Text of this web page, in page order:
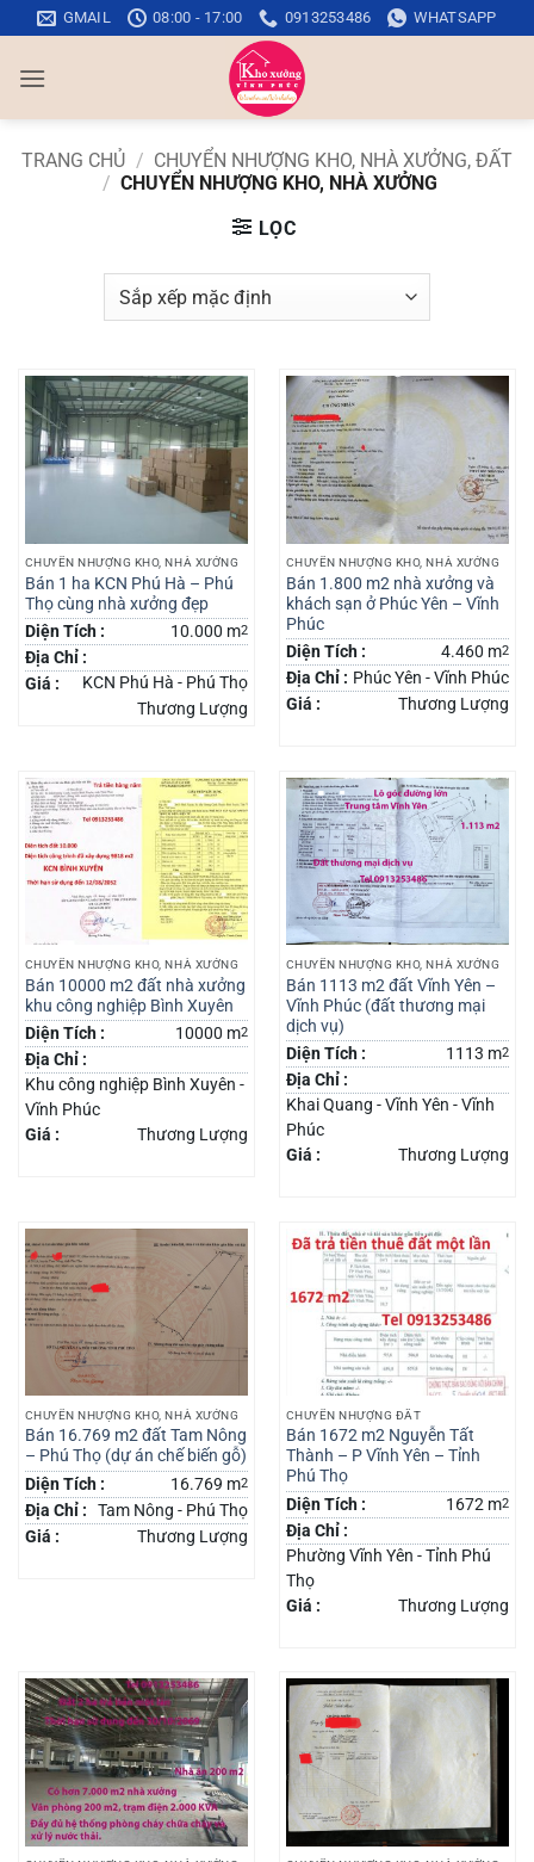
qua
nội
GMAIL 08:00 - 17:00 0913253486 WHATSAPP
TRANG CHỦ / CHUYỂN NHƯỢNG KHO, NHÀ XƯỞNG, ĐẤT
/ CHUYỂN NHƯỢNG KHO, NHÀ XƯỞNG
LỌC
CHUYỂN NHƯỢNG KHO, NHÀ XƯỞNG
Bán 1 ha KCN Phú Hà – Phú
Thọ cùng nhà xưởng đẹp
Diện Tích :
10.000 m2
Địa Chỉ :
KCN Phú Hà - Phú Thọ
Giá :
Thương Lượng
CHUYỂN NHƯỢNG KHO, NHÀ XƯỞNG
Bán 1.800 m2 nhà xưởng và
khách sạn ở Phúc Yên – Vĩnh
Phúc
Diện Tích :
4.460 m2
Địa Chỉ : Phúc Yên - Vĩnh Phúc
Giá :
Thương Lượng
CHUYỂN NHƯỢNG KHO, NHÀ XƯỞNG
Bán 10000 m2 đất nhà xưởng
khu công nghiệp Bình Xuyên
Diện Tích :
10000 m2
Địa Chỉ :
Khu công nghiệp Bình Xuyên -
Vĩnh Phúc
Giá :
Thương Lượng
CHUYỂN NHƯỢNG KHO, NHÀ XƯỞNG
Bán 1113 m2 đất Vĩnh Yên –
Vĩnh Phúc (đất thương mại
dịch vụ)
Diện Tích :
1113 m2
Địa Chỉ :
Khai Quang - Vĩnh Yên - Vĩnh
Phúc
Giá :
Thương Lượng
CHUYỂN NHƯỢNG KHO, NHÀ XƯỞNG
Bán 16.769 m2 đất Tam Nông
– Phú Thọ (dự án chế biến gỗ)
Diện Tích :
16.769 m2
Địa Chỉ :
Tam Nông - Phú Thọ
Giá :
Thương Lượng
CHUYỂN NHƯỢNG ĐẤT
Bán 1672 m2 Nguyễn Tất
Thành – P Vĩnh Yên – Tỉnh
Phú Thọ
Diện Tích :
1672 m2
Địa Chỉ :
Phường Vĩnh Yên - Tỉnh Phú
Thọ
Giá :
Thương Lượng